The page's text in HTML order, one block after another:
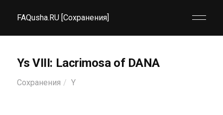
FAQusha.RU [Сохранения]
Ys VIII: Lacrimosa of DANA
Сохранения Y